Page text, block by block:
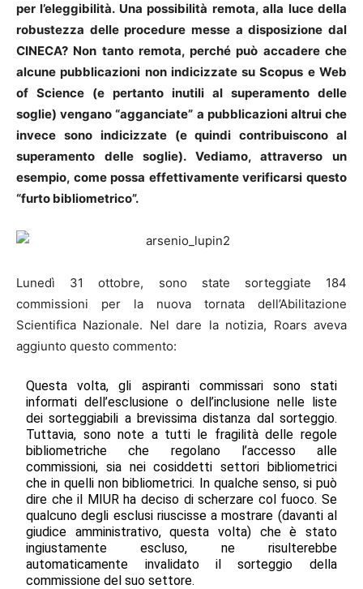
per l’eleggibilità. Una possibilità remota, alla luce della
robustezza delle procedure messe a disposizione dal
CINECA? Non tanto remota, perché può accadere che
alcune pubblicazioni non indicizzate su Scopus e Web
of Science (e pertanto inutili al superamento delle
soglie) vengano “agganciate” a pubblicazioni altrui che
invece sono indicizzate (e quindi contribuiscono al
superamento delle soglie). Vediamo, attraverso un
esempio, come possa effettivamente verificarsi questo
“furto bibliometrico”.
Lunedì 31 ottobre, sono state sorteggiate 184
commissioni per la nuova tornata dell’Abilitazione
Scientifica Nazionale. Nel dare la notizia, Roars aveva
aggiunto questo commento:
Questa volta, gli aspiranti commissari sono stati
informati dell’esclusione o dell’inclusione nelle liste
dei sorteggiabili a brevissima distanza dal sorteggio.
Tuttavia, sono note a tutti le fragilità delle regole
bibliometriche che regolano l’accesso alle
commissioni, sia nei cosiddetti settori bibliometrici
che in quelli non bibliometrici. In qualche senso, si può
dire che il MIUR ha deciso di scherzare col fuoco. Se
qualcuno degli esclusi riuscisse a mostrare (davanti al
giudice amministrativo, questa volta) che è stato
ingiustamente escluso, ne risulterebbe
automaticamente invalidato il sorteggio della
commissione del suo settore.